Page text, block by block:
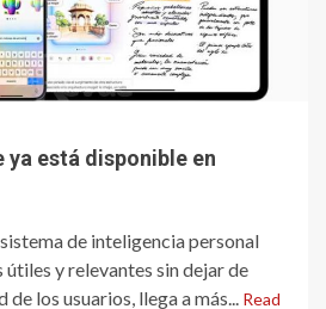
está disponible en
de inteligencia personal
y relevantes sin dejar de
los usuarios, llega a más... Read